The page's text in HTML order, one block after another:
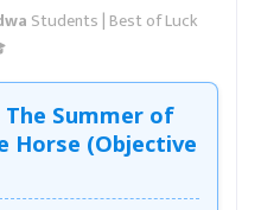
Students | Best of Luck
The Summer of
Horse (Objective